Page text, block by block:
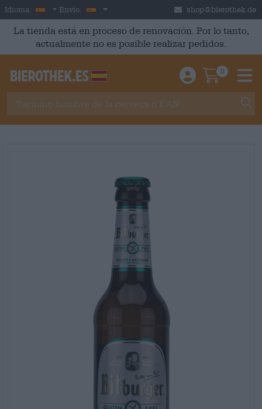
Skip to main content
Idioma: Spanish
Envío: España shop@bierothek.de
La tienda está en proceso de renovación. Por lo tanto,
actualmente no es posible realizar pedidos.
Einloggen /
0